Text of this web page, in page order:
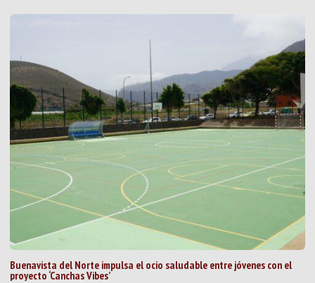
Buenavista del Norte impulsa el ocio saludable entre jóvenes con el
proyecto ‘Canchas Vibes’